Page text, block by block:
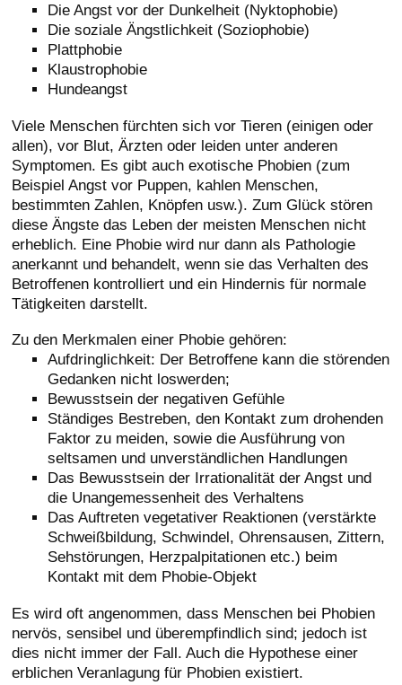
Die Angst vor der Dunkelheit (Nyktophobie)
Die soziale Ängstlichkeit (Soziophobie)
Plattphobie
Klaustrophobie
Hundeangst
Viele Menschen fürchten sich vor Tieren (einigen oder
allen), vor Blut, Ärzten oder leiden unter anderen
Symptomen. Es gibt auch exotische Phobien (zum
Beispiel Angst vor Puppen, kahlen Menschen,
bestimmten Zahlen, Knöpfen usw.). Zum Glück stören
diese Ängste das Leben der meisten Menschen nicht
erheblich. Eine Phobie wird nur dann als Pathologie
anerkannt und behandelt, wenn sie das Verhalten des
Betroffenen kontrolliert und ein Hindernis für normale
Tätigkeiten darstellt.
Zu den Merkmalen einer Phobie gehören:
Aufdringlichkeit: Der Betroffene kann die störenden
Gedanken nicht loswerden;
Bewusstsein der negativen Gefühle
Ständiges Bestreben, den Kontakt zum drohenden
Faktor zu meiden, sowie die Ausführung von
seltsamen und unverständlichen Handlungen
Das Bewusstsein der Irrationalität der Angst und
die Unangemessenheit des Verhaltens
Das Auftreten vegetativer Reaktionen (verstärkte
Schweißbildung, Schwindel, Ohrensausen, Zittern,
Sehstörungen, Herzpalpitationen etc.) beim
Kontakt mit dem Phobie-Objekt
Es wird oft angenommen, dass Menschen bei Phobien
nervös, sensibel und überempfindlich sind; jedoch ist
dies nicht immer der Fall. Auch die Hypothese einer
erblichen Veranlagung für Phobien existiert.